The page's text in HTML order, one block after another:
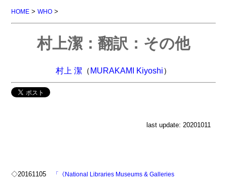
HOME >WHO >
村上潔：翻訳：その他
村上 潔 （MURAKAMI Kiyoshi）
last update: 20201011
◇20161105 「《National Libraries Museums & Galleries